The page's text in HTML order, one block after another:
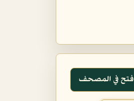
فتح في المصحف